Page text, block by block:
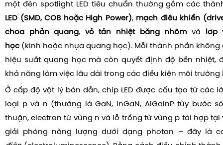
một đèn spotlight LED tiêu chuẩn thường gồm các
LED (SMD, COB hoặc High Power), mạch điều khiển
chóa phản quang, vỏ tản nhiệt bằng nhôm và lớp
học (kính hoặc nhựa quang học). Mỗi thành phần không
hiệu suất quang học mà còn quyết định độ bền nhiệt,
khả năng làm việc lâu dài trong các điều kiện môi trường
Ở cấp độ vật lý bán dẫn, chip LED được cấu tạo từ các
loại p và n (thường là GaN, InGaN, AlGaInP tùy bước
thuận, electron từ vùng n và lỗ trống từ vùng p tái hợp
giải phóng năng lượng dưới dạng photon – đây là